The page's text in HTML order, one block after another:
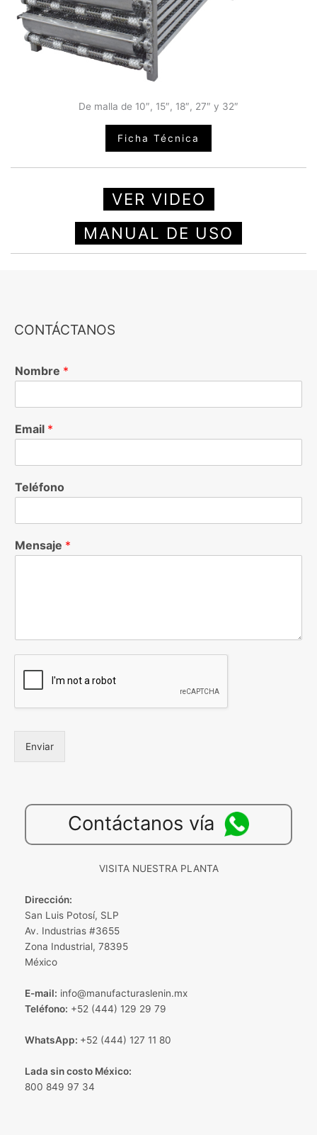
De malla de 10″, 15″, 18″, 27″ y 32″
Ficha Técnica
VER VIDEO
MANUAL DE USO
CONTÁCTANOS
Nombre *
Email *
Teléfono
Mensaje *
Enviar
Contáctanos vía
VISITA NUESTRA PLANTA
Dirección:
San Luis Potosí, SLP
Av. Industrias #3655
Zona Industrial, 78395
México
E-mail: info@manufacturaslenin.mx
Teléfono: +52 (444) 129 29 79
WhatsApp: +52 (444) 127 11 80
Lada sin costo México:
800 849 97 34